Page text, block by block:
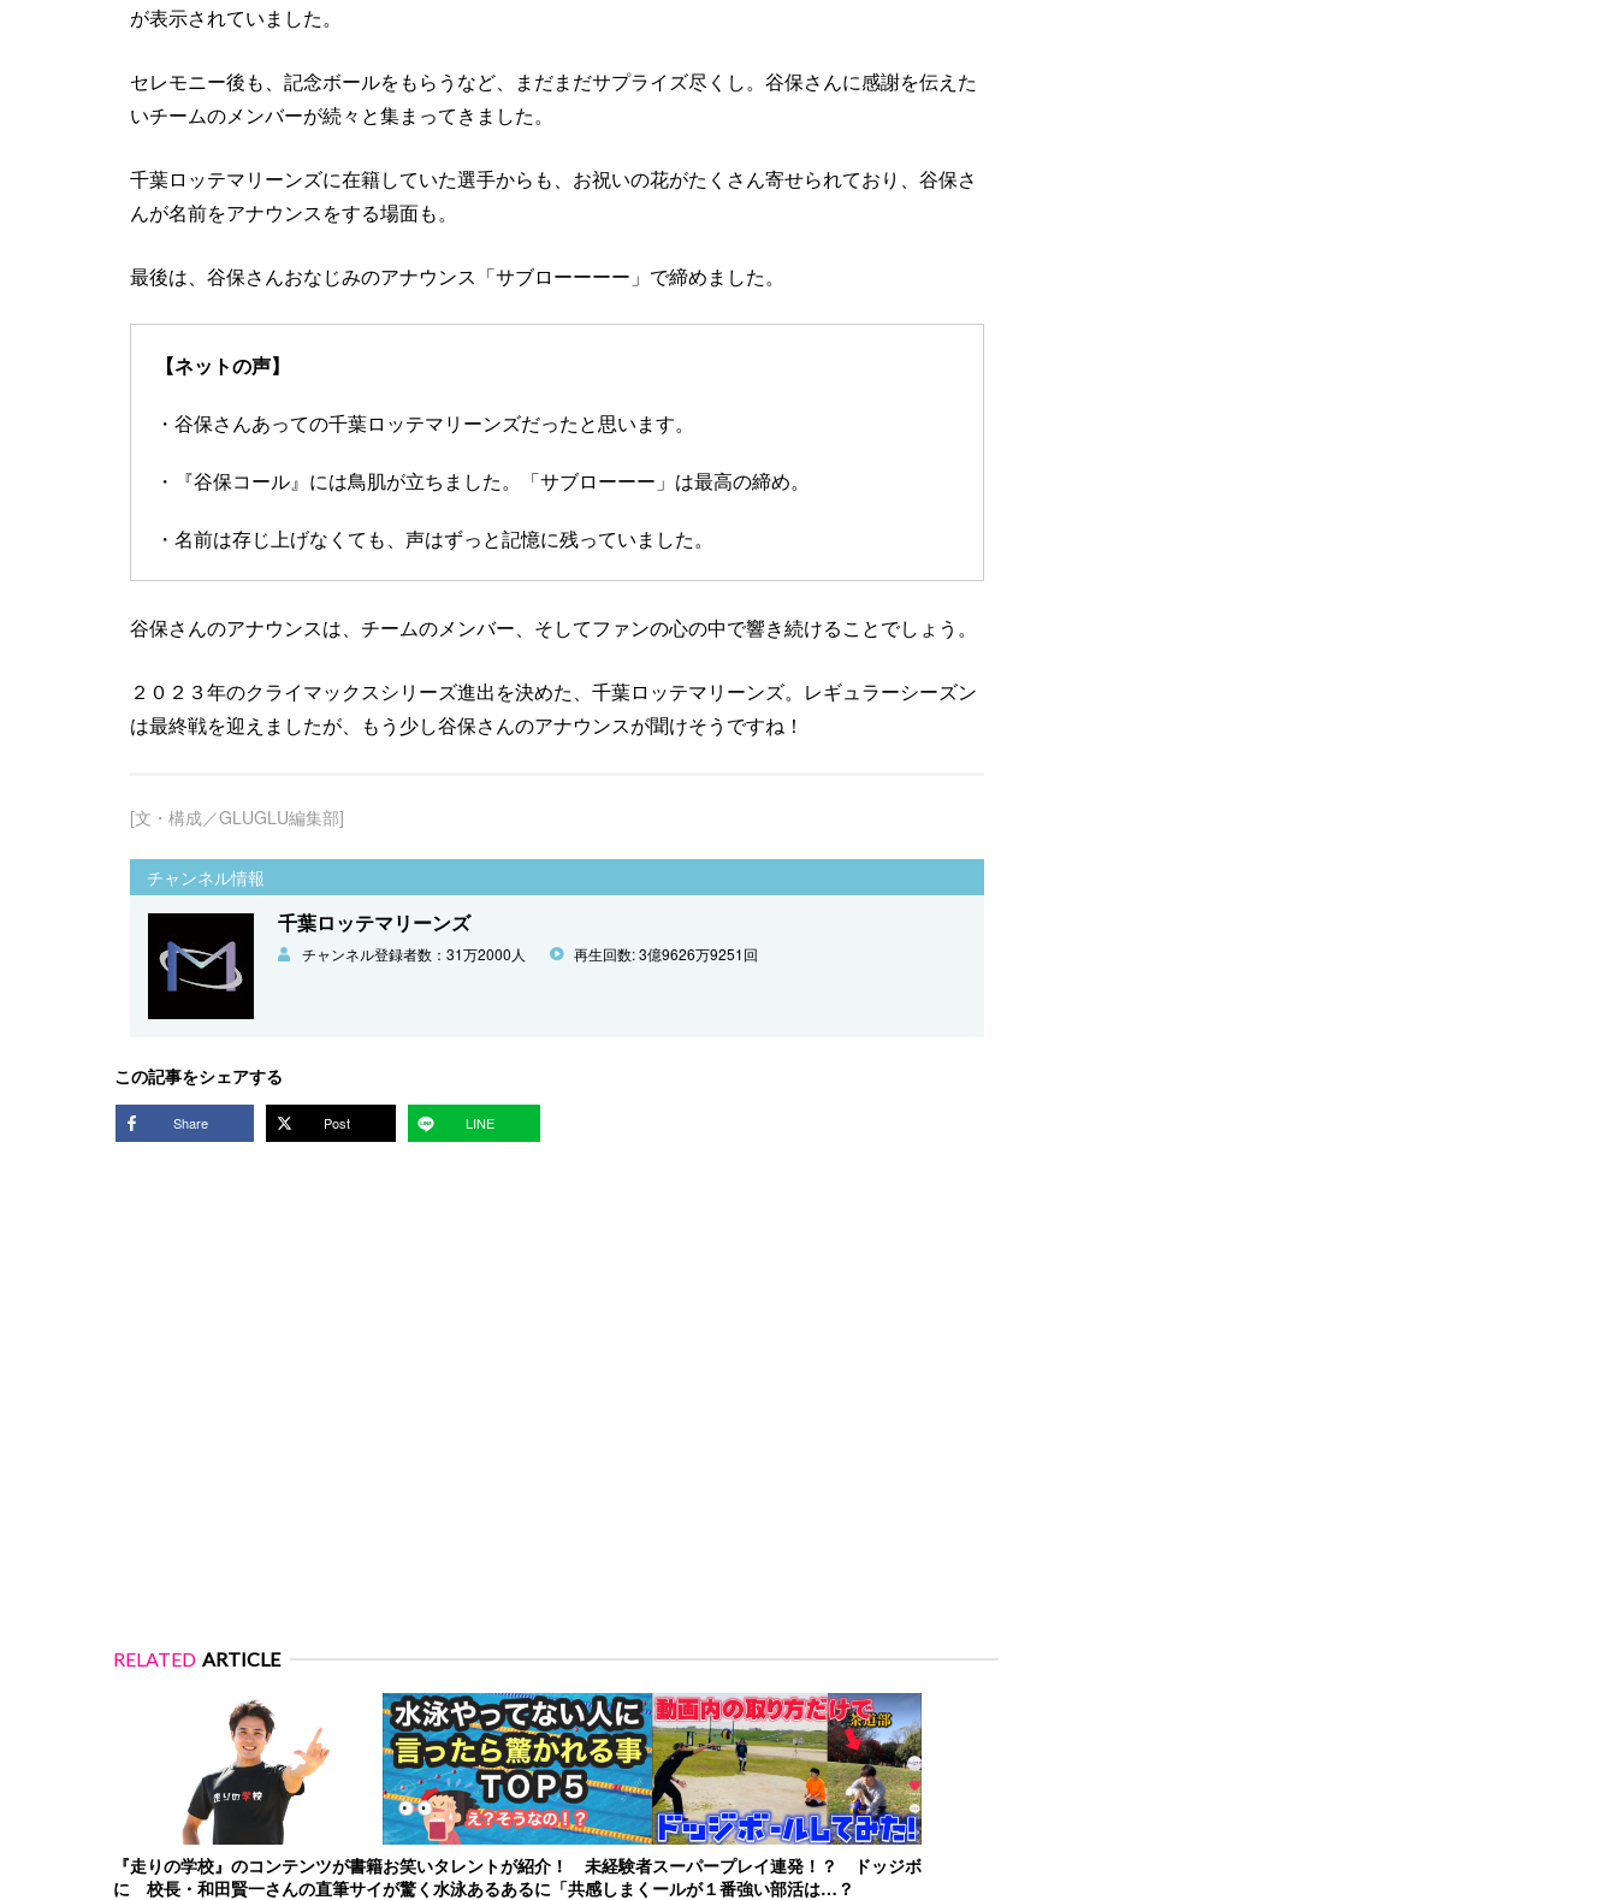
が表示されていました。
セレモニー後も、記念ボールをもらうなど、まだまだサプライズ尽くし。谷保さんに感謝を伝えた
いチームのメンバーが続々と集まってきました。
千葉ロッテマリーンズに在籍していた選手からも、お祝いの花がたくさん寄せられており、谷保さ
んが名前をアナウンスをする場面も。
最後は、谷保さんおなじみのアナウンス「サブローーーー」で締めました。
【ネットの声】
・谷保さんあっての千葉ロッテマリーンズだったと思います。
・『谷保コール』には鳥肌が立ちました。「サブローーー」は最高の締め。
・名前は存じ上げなくても、声はずっと記憶に残っていました。
谷保さんのアナウンスは、チームのメンバー、そしてファンの心の中で響き続けることでしょう。
２０２３年のクライマックスシリーズ進出を決めた、千葉ロッテマリーンズ。レギュラーシーズン
は最終戦を迎えましたが、もう少し谷保さんのアナウンスが聞けそうですね！
[文・構成／GLUGLU編集部]
チャンネル情報
千葉ロッテマリーンズ
チャンネル登録者数：31万2000人 再生回数: 3億9626万9251回
この記事をシェアする
Share Post LINE
RELATED ARTICLE
『走りの学校』のコンテンツが書籍
に 校長・和田賢一さんの直筆サイ
お笑いタレントが紹介！ 未経験者
が驚く水泳あるあるに「共感しまく
スーパープレイ連発！？ ドッジボ
ールが１番強い部活は…？